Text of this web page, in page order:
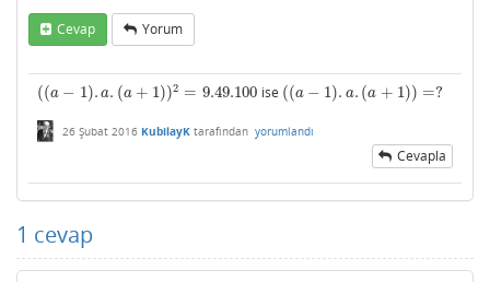
Cevap Yorum
((a − 1). a. (a + 1))2 = 9.49.100
((a− 1). a.(a+1 ))2=9.49.100 ise ((a − 1). a. (a + 1)) =?
((a− 1). a.(a +1 ))=?
26 Şubat 2016 KubilayK tarafından yorumlandı
Cevapla
1 cevap